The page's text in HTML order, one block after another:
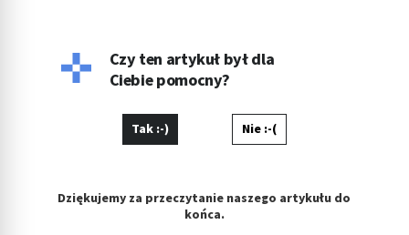
Czy ten artykuł był dla
Ciebie pomocny?
Tak :-) Nie :-(
Dziękujemy za przeczytanie naszego artykułu do
końca.